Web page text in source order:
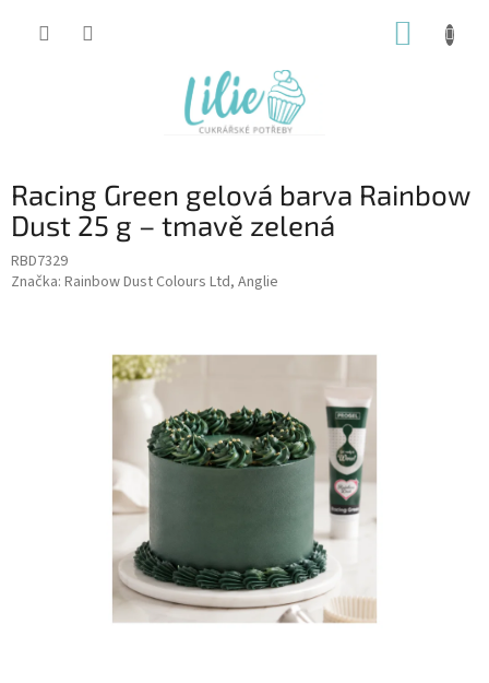
Racing Green gelová barva Rainbow
Dust 25 g – tmavě zelená
RBD7329
Značka: Rainbow Dust Colours Ltd, Anglie